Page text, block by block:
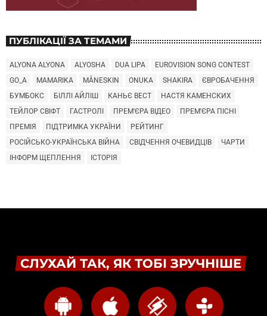
ПУБЛІКАЦІЇ ЗА ТЕМАМИ
ALYONA ALYONA ALYOSHA DUA LIPA
EUROVISION SONG CONTEST
GO_A
MAMARIKA MÅNESKIN ONUKA SHAKIRA
ЄВРОБАЧЕННЯ
БУМБОКС
БІЛЛІ АЙЛІШ КАНЬЄ ВЕСТ
НАСТЯ КАМЕНСКИХ
ТЕЙЛОР СВІФТ
ГАСТРОЛІ ПРЕМ'ЄРА ВІДЕО
ПРЕМ'ЄРА ПІСНІ
ПРЕМІЯ
ПІДТРИМКА УКРАЇНИ
РЕЙТИНГ
РОСІЙСЬКО-УКРАЇНСЬКА ВІЙНА
СВІДЧЕННЯ ОЧЕВИДЦІВ
ЧАРТИ
ІНФОРМ ЩЕПЛЕННЯ
ІСТОРІЯ
СЛУХАЙ ТАК, ЯК ТОБІ ЗРУЧНІШЕ